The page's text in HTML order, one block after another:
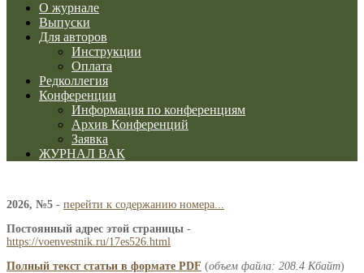
О журнале
Выпуски
Для авторов
Инструкции
Оплата
Редколлегия
Конференции
Информация по конференциям
Архив Конференций
Заявка
ЖУРНАЛ ВАК
2026, №5 - перейти к содержанию номера...
Постоянный адрес этой страницы -
https://voenvestnik.ru/17es526.html
Полный текст статьи в формате PDF (объем файла: 208.4 Кбайт)